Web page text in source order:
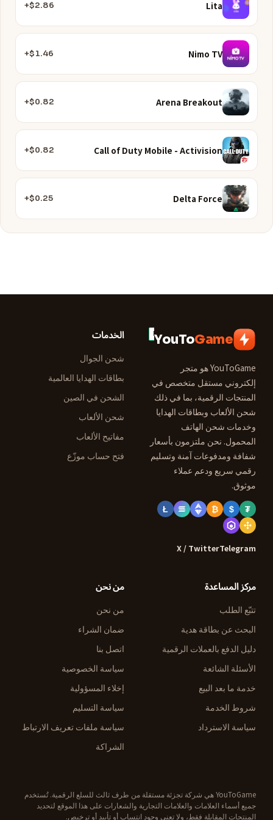
Lita
$2.86+
Nimo TV
$1.46+
Arena Breakout
$0.82+
Call of Duty Mobile - Activision
$0.82+
Delta Force
$0.25+
YouToGame
YouToGame هو متجر
إلكتروني مستقل متخصص في
المنتجات الرقمية، بما في ذلك
شحن الألعاب وبطاقات الهدايا
وخدمات شحن الهاتف
المحمول. نحن ملتزمون بأسعار
شفافة ومدفوعات آمنة وتسليم
رقمي سريع ودعم عملاء
موثوق.
₮
$
₿
Ł
Telegram
X / Twitter
الخدمات
شحن الجوال
بطاقات الهدايا العالمية
الشحن في الصين
شحن الألعاب
مفاتيح الألعاب
فتح حساب موزّع
مركز المساعدة
تتبّع الطلب
البحث عن بطاقة هدية
دليل الدفع بالعملات الرقمية
الأسئلة الشائعة
خدمة ما بعد البيع
شروط الخدمة
سياسة الاسترداد
من نحن
من نحن
ضمان الشراء
اتصل بنا
سياسة الخصوصية
إخلاء المسؤولية
سياسة التسليم
سياسة ملفات تعريف الارتباط
الشراكة
YouToGame هي شركة تجزئة مستقلة من طرف ثالث للسلع الرقمية. تُستخدم
جميع أسماء العلامات والعلامات التجارية والشعارات على هذا الموقع لتحديد
المنتجات المقابلة فقط، ولا تعني وجود انتساب أو تأييد أو ترخيص.